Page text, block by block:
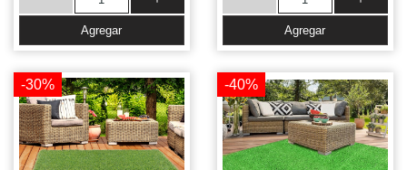
Agregar Agregar
-30% -40%